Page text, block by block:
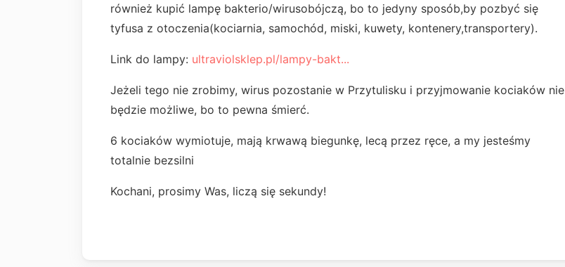
również kupić lampę bakterio/wirusobójczą, bo to jedyny sposób,by pozbyć się
tyfusa z otoczenia(kociarnia, samochód, miski, kuwety, kontenery,transportery).
Link do lampy: ultraviolsklep.pl/lampy-bakt...
Jeżeli tego nie zrobimy, wirus pozostanie w Przytulisku i przyjmowanie kociaków nie
będzie możliwe, bo to pewna śmierć.
6 kociaków wymiotuje, mają krwawą biegunkę, lecą przez ręce, a my jesteśmy
totalnie bezsilni
Kochani, prosimy Was, liczą się sekundy!